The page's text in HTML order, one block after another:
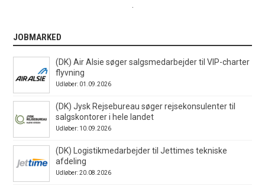
JOBMARKED
(DK) Air Alsie søger salgsmedarbejder til VIP-charter
flyvning
Udløber: 01.09.2026
(DK) Jysk Rejsebureau søger rejsekonsulenter til
salgskontorer i hele landet
Udløber: 10.09.2026
(DK) Logistikmedarbejder til Jettimes tekniske
afdeling
Udløber: 20.08.2026